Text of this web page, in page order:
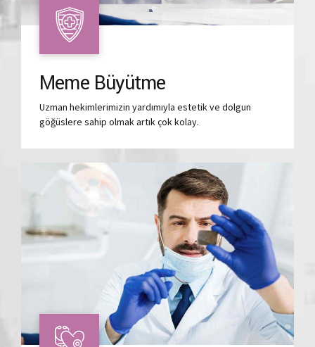
Meme Büyütme
Uzman hekimlerimizin yardımıyla estetik ve dolgun
göğüslere sahip olmak artık çok kolay.